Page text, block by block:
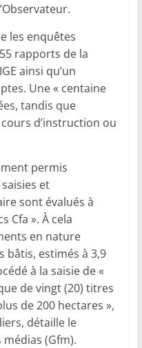
les enquêtes
rapports de la
ainsi qu’un
Une « centaine
tandis que
d’instruction ou
permis
et
sont évalués à
Cfa ». À cela
en nature
bâtis, estimés à 3,9
à la saisie de «
de vingt (20) titres
de 200 hectares »,
détaille le
(Gfm).